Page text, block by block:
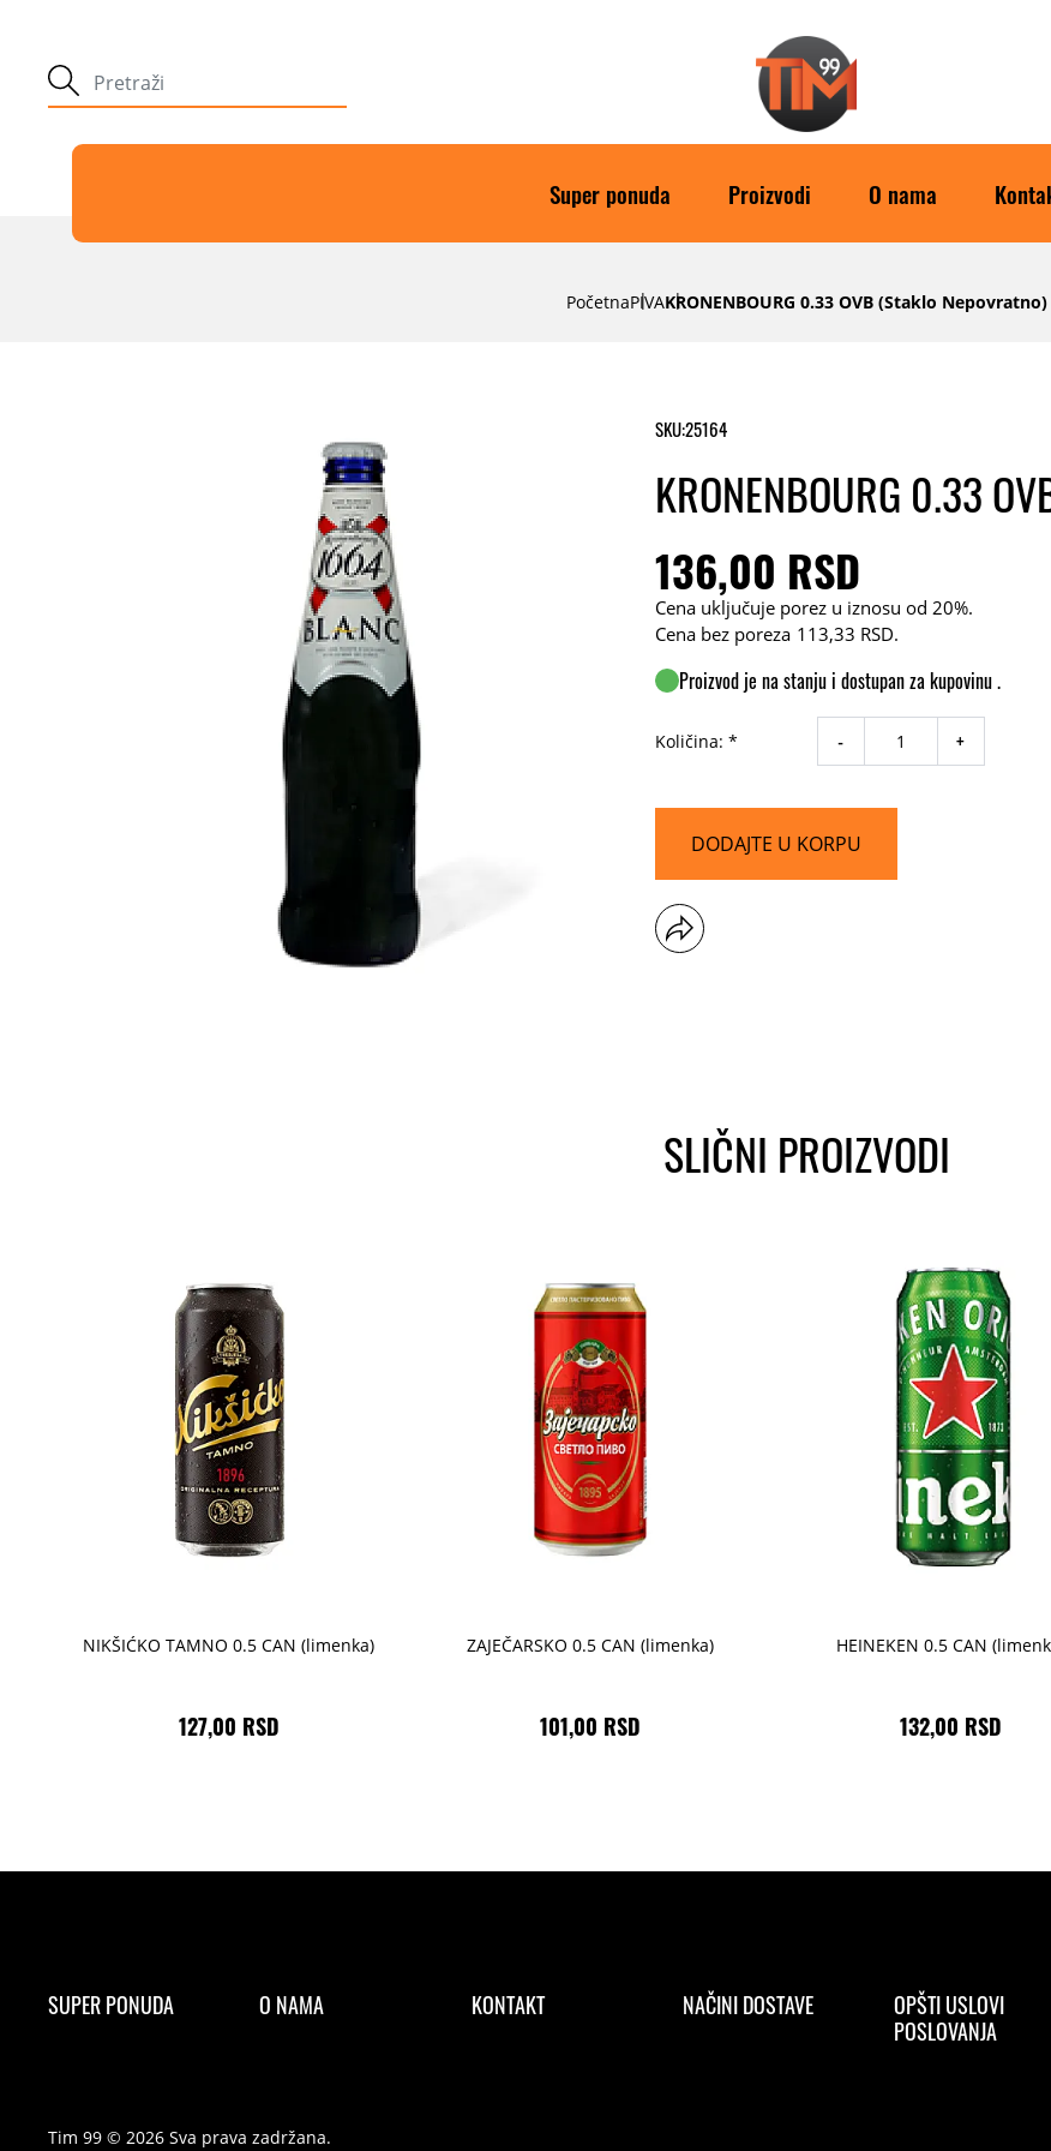
Super ponuda Proizvodi O nama
PočetnaPIVAKRONENBOURG 0.33 OVB (staklo Nepovratno)
SKU:25164
KRONENBOURG 0.33
136,00 RSD
Cena uključuje porez u iznosu od 20%.
Cena bez poreza 113,33 RSD.
Proizvod je na stanju i dostupan za kupovinu .
Količina: * - +
DODAJTE U KORPU
SLIČNI PROIZVODI
NIKŠIĆKO TAMNO 0.5 CAN (limenka)
127,00 RSD
ZAJEČARSKO 0.5 CAN (limenka)
101,00 RSD
HEINEKEN 0.5 CAN
132,00 RSD
SUPER PONUDA O NAMA KONTAKT NAČINI DOSTAVE
OPŠTI USLOVI
POSLOVANJA
Tim 99 © 2026 Sva prava zadržana.